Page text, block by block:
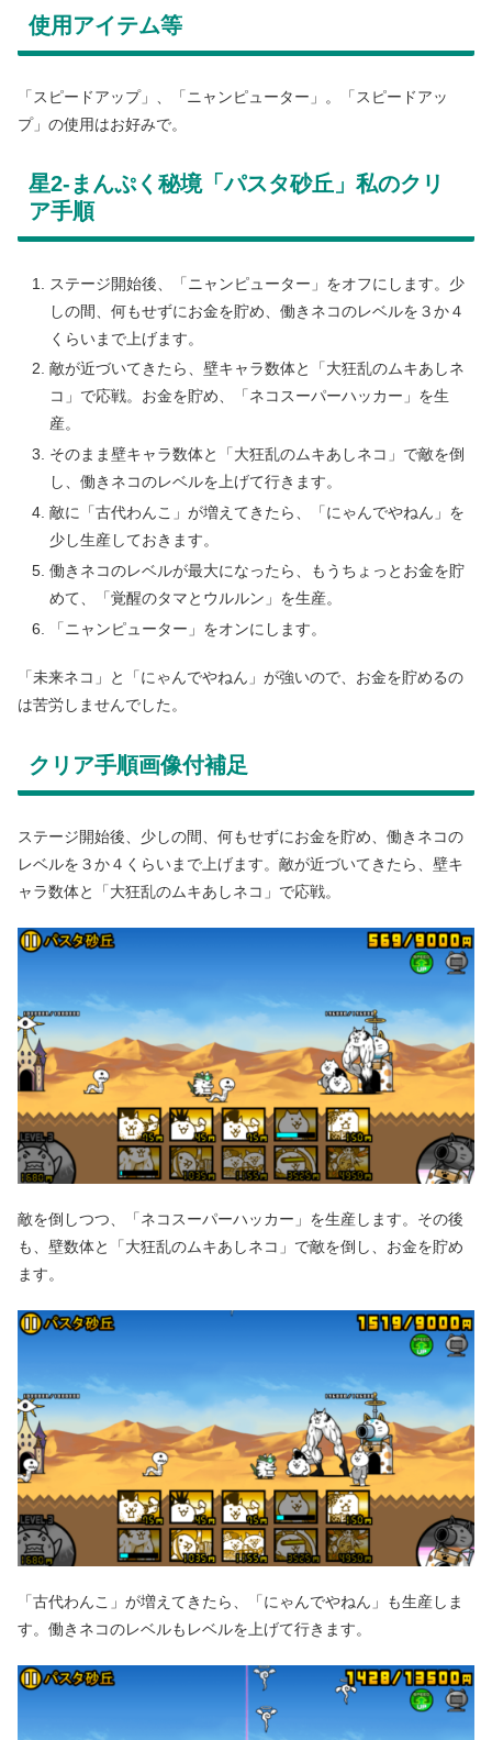
使用アイテム等
「スピードアップ」、「ニャンピューター」。「スピードアッ
プ」の使用はお好みで。
星2-まんぷく秘境「パスタ砂丘」私のクリ
ア手順
ステージ開始後、「ニャンピューター」をオフにします。少
しの間、何もせずにお金を貯め、働きネコのレベルを３か４
くらいまで上げます。
敵が近づいてきたら、壁キャラ数体と「大狂乱のムキあしネ
コ」で応戦。お金を貯め、「ネコスーパーハッカー」を生
産。
そのまま壁キャラ数体と「大狂乱のムキあしネコ」で敵を倒
し、働きネコのレベルを上げて行きます。
敵に「古代わんこ」が増えてきたら、「にゃんでやねん」を
少し生産しておきます。
働きネコのレベルが最大になったら、もうちょっとお金を貯
めて、「覚醒のタマとウルルン」を生産。
「ニャンピューター」をオンにします。
「未来ネコ」と「にゃんでやねん」が強いので、お金を貯めるの
は苦労しませんでした。
クリア手順画像付補足
ステージ開始後、少しの間、何もせずにお金を貯め、働きネコの
レベルを３か４くらいまで上げます。敵が近づいてきたら、壁キ
ャラ数体と「大狂乱のムキあしネコ」で応戦。
敵を倒しつつ、「ネコスーパーハッカー」を生産します。その後
も、壁数体と「大狂乱のムキあしネコ」で敵を倒し、お金を貯め
ます。
「古代わんこ」が増えてきたら、「にゃんでやねん」も生産しま
す。働きネコのレベルもレベルを上げて行きます。